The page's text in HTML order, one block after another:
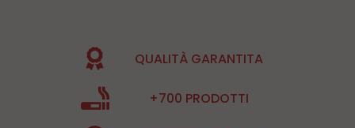
QUALITÀ GARANTITA
+700 PRODOTTI